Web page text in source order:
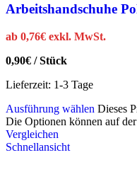
Arbeitshandschuhe
ab 0,76€ exkl. MwSt.
0,90€ /Stück
Lieferzeit: 1-3 Tage
Ausführung wählen Dieses
Die Optionen können auf
Vergleichen
Schnellansicht